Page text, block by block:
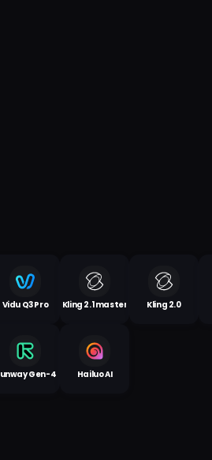
Vidu Q3 Pro Kling 2.1 master Kling 2.0
Gen-4 Hailuo AI